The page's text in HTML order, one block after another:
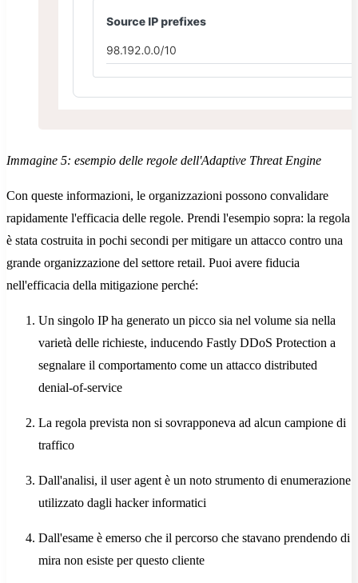
Immagine 5: esempio delle regole dell'Adaptive Threat Engine
Con queste informazioni, le organizzazioni possono convalidare
rapidamente l'efficacia delle regole. Prendi l'esempio sopra: la regola
è stata costruita in pochi secondi per mitigare un attacco contro una
grande organizzazione del settore retail. Puoi avere fiducia
nell'efficacia della mitigazione perché:
Un singolo IP ha generato un picco sia nel volume sia nella
varietà delle richieste, inducendo Fastly DDoS Protection a
segnalare il comportamento come un attacco distributed
denial-of-service
La regola prevista non si sovrapponeva ad alcun campione di
traffico
Dall'analisi, il user agent è un noto strumento di enumerazione
utilizzato dagli hacker informatici
Dall'esame è emerso che il percorso che stavano prendendo di
mira non esiste per questo cliente